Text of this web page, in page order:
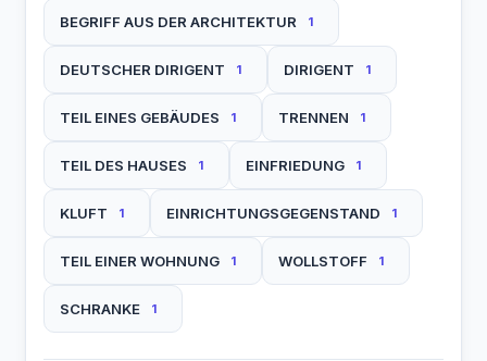
BEGRIFF AUS DER ARCHITEKTUR 1
DEUTSCHER DIRIGENT 1 DIRIGENT 1
TEIL EINES GEBÄUDES 1 TRENNEN 1
TEIL DES HAUSES 1 EINFRIEDUNG 1
KLUFT 1 EINRICHTUNGSGEGENSTAND 1
TEIL EINER WOHNUNG 1 WOLLSTOFF 1
SCHRANKE 1